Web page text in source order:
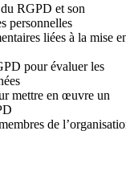
RGPD et son
personnelles
liées à la mise
pour évaluer les
mettre en œuvre un
de